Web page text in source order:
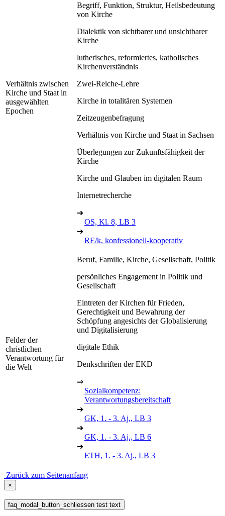
Verhältnis zwischen
Kirche und Staat in
ausgewählten
Epochen
Begriff, Funktion, Struktur, Heilsbedeutung
von Kirche
Dialektik von sichtbarer und unsichtbarer
Kirche
lutherisches, reformiertes, katholisches
Kirchenverständnis
Zwei-Reiche-Lehre
Kirche in totalitären Systemen
Zeitzeugenbefragung
Verhältnis von Kirche und Staat in Sachsen
Überlegungen zur Zukunftsfähigkeit der
Kirche
Kirche und Glauben im digitalen Raum
Internetrecherche
➔
OS, Kl. 8, LB 3
➔
RE/k, konfessionell-kooperativ
Felder der
christlichen
Verantwortung für
die Welt
Beruf, Familie, Kirche, Gesellschaft, Politik
persönliches Engagement in Politik und
Gesellschaft
Eintreten der Kirchen für Frieden,
Gerechtigkeit und Bewahrung der
Schöpfung angesichts der Globalisierung
und Digitalisierung
digitale Ethik
Denkschriften der EKD
⇒
Sozialkompetenz:
Verantwortungsbereitschaft
➔
GK, 1. - 3. Aj., LB 3
➔
GK, 1. - 3. Aj., LB 6
➔
ETH, 1. - 3. Aj., LB 3
Zurück zum Seitenanfang
×
faq_modal_button_schliessen test text